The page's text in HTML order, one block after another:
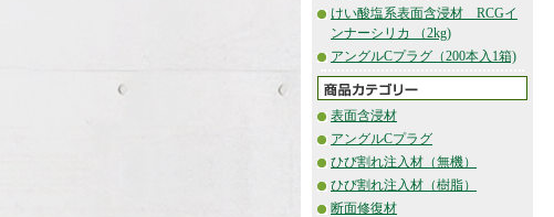
けい酸塩系表面含浸材 RCGイ
ンナーシリカ （2kg)
アングルCプラグ（200本入1箱)
表面含浸材
アングルCプラグ
ひび割れ注入材（無機）
ひび割れ注入材（樹脂）
断面修復材